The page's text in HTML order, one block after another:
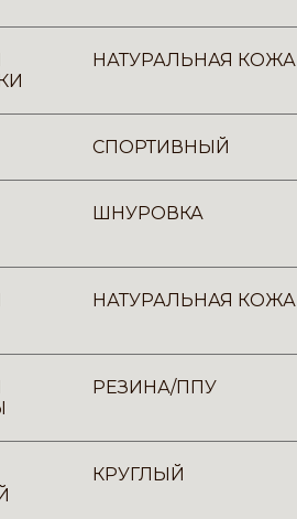
НАТУРАЛЬНАЯ КОЖА
СПОРТИВНЫЙ
ШНУРОВКА
НАТУРАЛЬНАЯ КОЖА
РЕЗИНА/ППУ
КРУГЛЫЙ